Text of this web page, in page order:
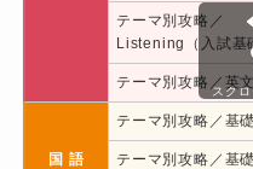
テーマ別攻略／
Listening（入試基
テーマ別攻略／英
国 語
テーマ別攻略／基
テーマ別攻略／基
スク